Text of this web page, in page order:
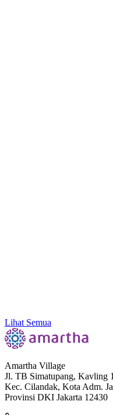
Lihat Semua
Amartha Village
Jl. TB Simatupang, Kavling
Kec. Cilandak, Kota Adm.
Provinsi DKI Jakarta 12430